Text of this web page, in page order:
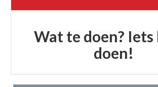
Wat te doen? Iets
doen!